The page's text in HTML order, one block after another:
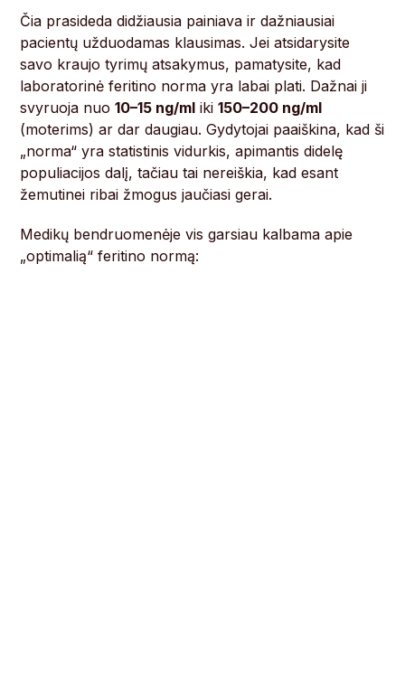
Čia prasideda didžiausia painiava ir dažniausiai
pacientų užduodamas klausimas. Jei atsidarysite
savo kraujo tyrimų atsakymus, pamatysite, kad
laboratorinė feritino norma yra labai plati. Dažnai ji
svyruoja nuo10–15 ng/ml iki150–200 ng/ml
(moterims) ar dar daugiau. Gydytojai paaiškina, kad ši
„norma“ yra statistinis vidurkis, apimantis didelę
populiacijos dalį, tačiau tai nereiškia, kad esant
žemutinei ribai žmogus jaučiasi gerai.
Medikų bendruomenėje vis garsiau kalbama apie
„optimalią“ feritino normą: